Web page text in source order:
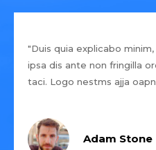
"Duis quia explicabo
ipsa dis ante non fringilla
taci. Logo nestms ajja
Adam Stone